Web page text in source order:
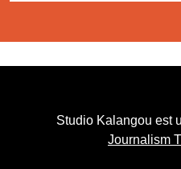
Studio Kalangou est
Journalism